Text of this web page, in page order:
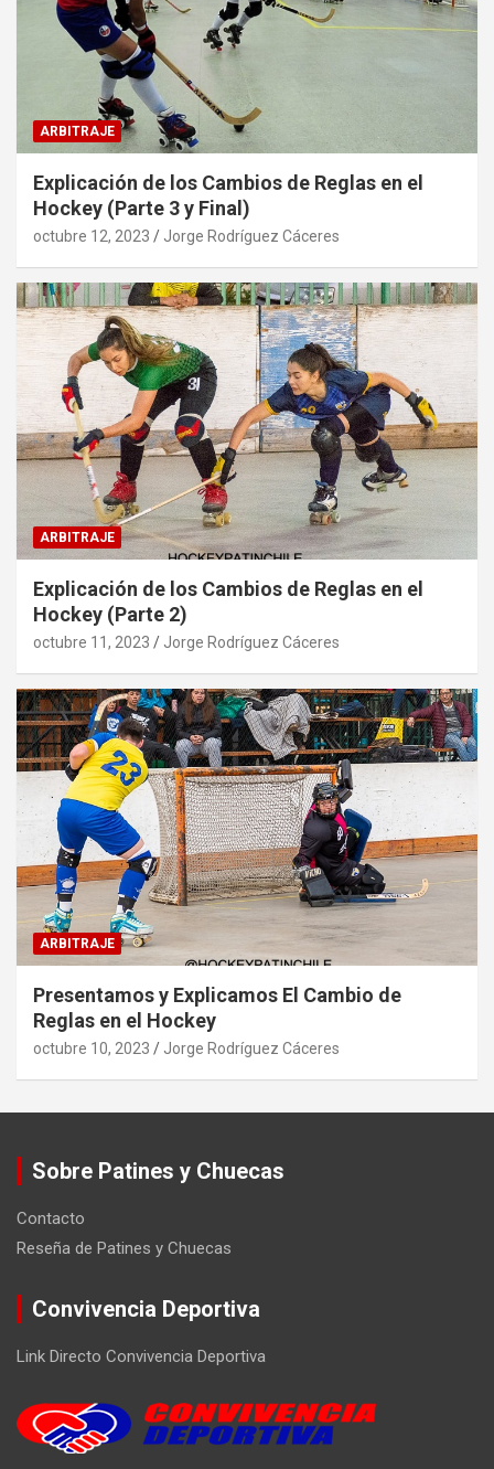
ARBITRAJE
Explicación de los Cambios de Reglas en el
Hockey (Parte 3 y Final)
octubre 12, 2023 Jorge Rodríguez Cáceres
ARBITRAJE
Explicación de los Cambios de Reglas en el
Hockey (Parte 2)
octubre 11, 2023 Jorge Rodríguez Cáceres
ARBITRAJE
Presentamos y Explicamos El Cambio de
Reglas en el Hockey
octubre 10, 2023 Jorge Rodríguez Cáceres
Sobre Patines y Chuecas
Contacto
Reseña de Patines y Chuecas
Convivencia Deportiva
Link Directo Convivencia Deportiva